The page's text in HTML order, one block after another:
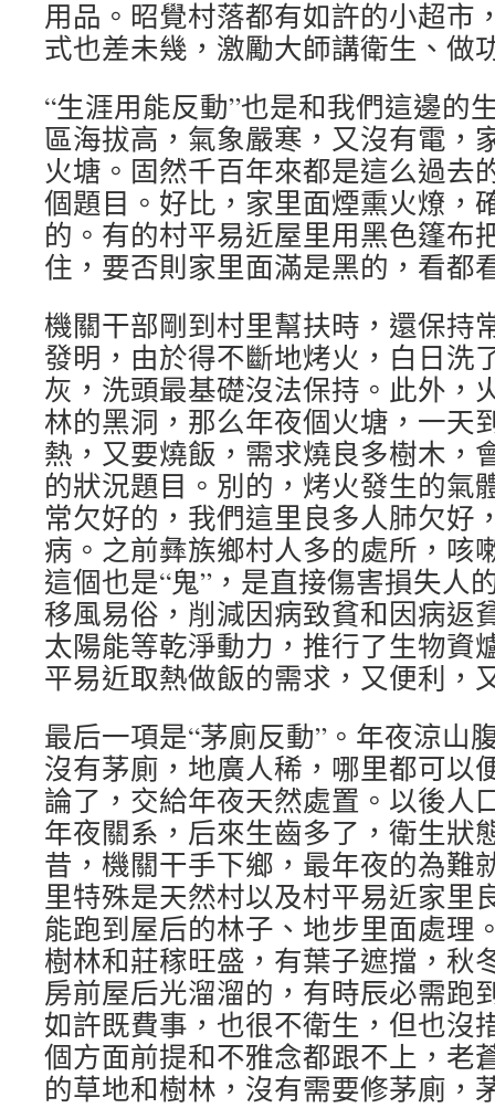
用品。昭覺村落都有如許的小超市
式也差未幾，激勵大師講衛生、做
“生涯用能反動”也是和我們這邊的
區海拔高，氣象嚴寒，又沒有電，
火塘。固然千百年來都是這么過去
個題目。好比，家里面煙熏火燎，
的。有的村平易近屋里用黑色篷布
住，要否則家里面滿是黑的，看都
機關干部剛到村里幫扶時，還保持
發明，由於得不斷地烤火，白日洗
灰，洗頭最基礎沒法保持。此外，
林的黑洞，那么年夜個火塘，一天
熱，又要燒飯，需求燒良多樹木，
的狀況題目。別的，烤火發生的氣
常欠好的，我們這里良多人肺欠好
病。之前彝族鄉村人多的處所，咳
這個也是“鬼”，是直接傷害損失人
移風易俗，削減因病致貧和因病返
太陽能等乾淨動力，推行了生物資
平易近取熱做飯的需求，又便利，
最后一項是“茅廁反動”。年夜涼山
沒有茅廁，地廣人稀，哪里都可以
論了，交給年夜天然處置。以後人
年夜關系，后來生齒多了，衛生狀
昔，機關干手下鄉，最年夜的為難
里特殊是天然村以及村平易近家里
能跑到屋后的林子、地步里面處理
樹林和莊稼旺盛，有葉子遮擋，秋
房前屋后光溜溜的，有時辰必需跑
如許既費事，也很不衛生，但也沒
個方面前提和不雅念都跟不上，老
的草地和樹林，沒有需要修茅廁，